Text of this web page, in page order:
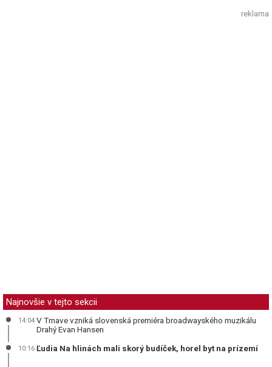
reklama
Najnovšie v tejto sekcii
14:04 V Trnave vzniká slovenská premiéra broadwayského muzikálu
Drahý Evan Hansen
10:16 Ľudia Na hlinách mali skorý budíček, horel byt na prízemí